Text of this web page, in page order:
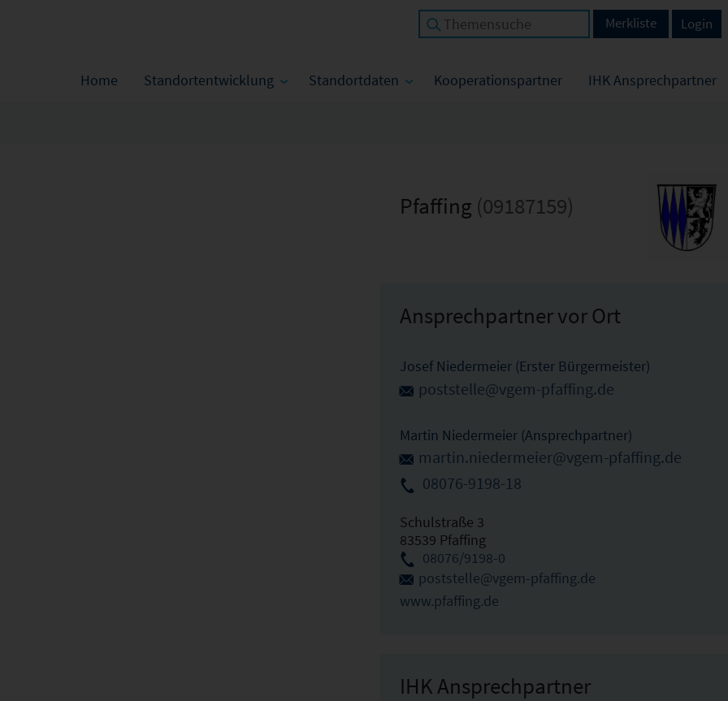
Home Standortentwicklung Standortdaten Kooperationspartner IHK Ansprechpartner
Login
Merkliste
Pfaffing (09187159)
Ansprechpartner vor Ort
Josef Niedermeier (Erster Bürgermeister)
poststelle@vgem-pfaffing.de
Martin Niedermeier (Ansprechpartner)
martin.niedermeier@vgem-pfaffing.de
08076-9198-18
Schulstraße 3
83539 Pfaffing
08076/9198-0
poststelle@vgem-pfaffing.de
www.pfaffing.de
IHK Ansprechpartner